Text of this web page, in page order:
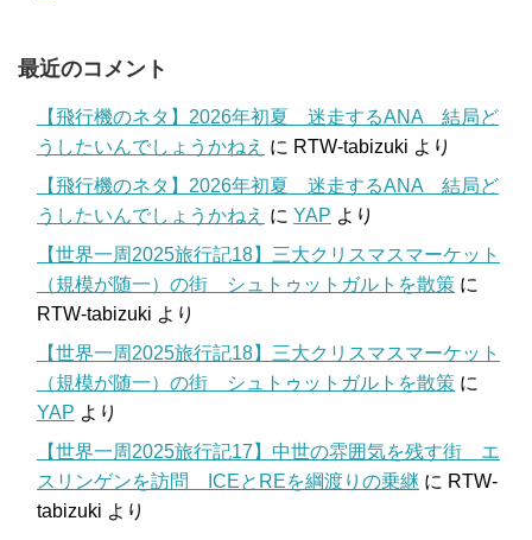
最近のコメント
【飛行機のネタ】2026年初夏 迷走するANA 結局ど
うしたいんでしょうかねえ に RTW-tabizuki より
【飛行機のネタ】2026年初夏 迷走するANA 結局ど
うしたいんでしょうかねえ に YAP より
【世界一周2025旅行記18】三大クリスマスマーケット
（規模が随一）の街 シュトゥットガルトを散策 に
RTW-tabizuki より
【世界一周2025旅行記18】三大クリスマスマーケット
（規模が随一）の街 シュトゥットガルトを散策 に
YAP より
【世界一周2025旅行記17】中世の雰囲気を残す街 エ
スリンゲンを訪問 ICEとREを綱渡りの乗継 に RTW-
tabizuki より